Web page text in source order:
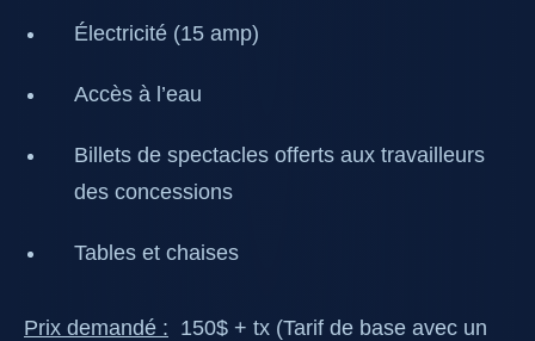
Électricité (15 amp)
Accès à l’eau
Billets de spectacles offerts aux travailleurs
des concessions
Tables et chaises
Prix demandé : 150$ + tx (Tarif de base avec un